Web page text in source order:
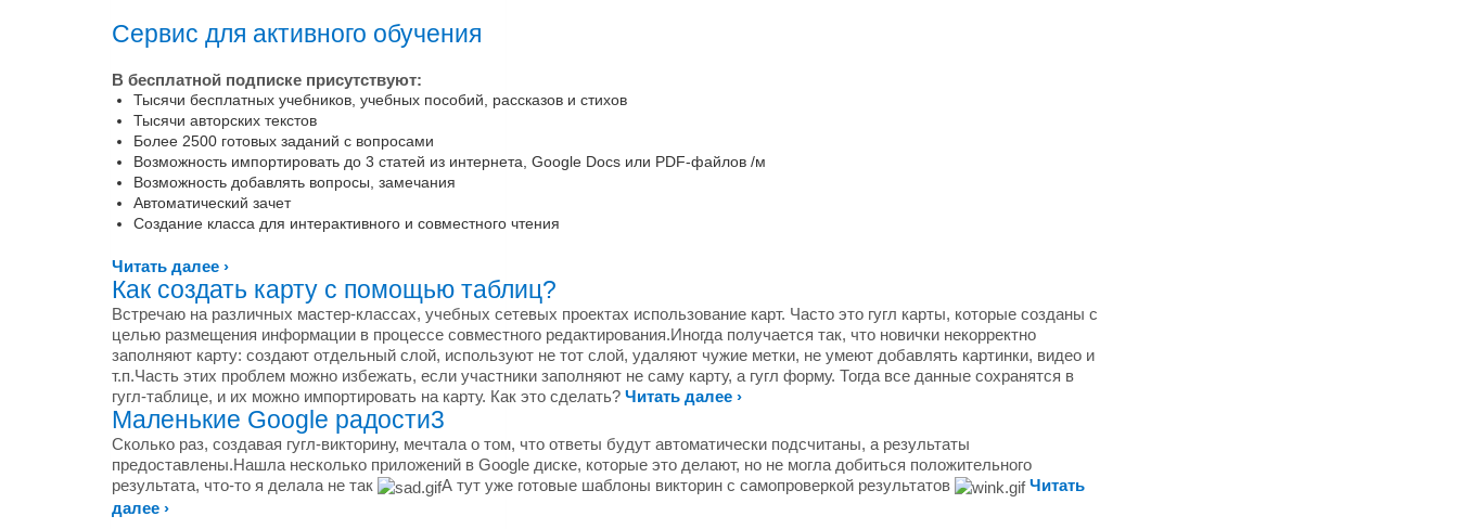
Сервис для активного обучения
В бесплатной подписке присутствуют:
Тысячи бесплатных учебников, учебных пособий, рассказов и стихов
Тысячи авторских текстов
Более 2500 готовых заданий с вопросами
Возможность импортировать до 3 статей из интернета, Google Docs или PDF-файлов /м
Возможность добавлять вопросы, замечания
Автоматический зачет
Создание класса для интерактивного и совместного чтения
Читать далее ›
Как создать карту с помощью таблиц?
Встречаю на различных мастер-классах, учебных сетевых проектах использование карт. Часто это гугл карты, которые созданы с
целью размещения информации в процессе совместного редактирования.Иногда получается так, что новички некорректно
заполняют карту: создают отдельный слой, используют не тот слой, удаляют чужие метки, не умеют добавлять картинки, видео и
т.п.Часть этих проблем можно избежать, если участники заполняют не саму карту, а гугл форму. Тогда все данные сохранятся в
гугл-таблице, и их можно импортировать на карту. Как это сделать? Читать далее ›
Маленькие Google радости3
Сколько раз, создавая гугл-викторину, мечтала о том, что ответы будут автоматически подсчитаны, а результаты
предоставлены.Нашла несколько приложений в Google диске, которые это делают, но не могла добиться положительного
результата, что-то я делала не так
А тут уже готовые шаблоны викторин с самопроверкой результатов
Читать
далее ›